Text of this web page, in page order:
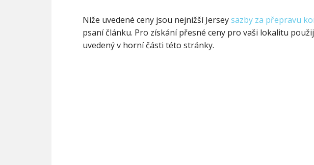
Níže uvedené ceny jsou nejnižší Jerseysazby za přepravu
psaní článku. Pro získání přesné ceny pro vaši lokalitu
uvedený v horní části této stránky.